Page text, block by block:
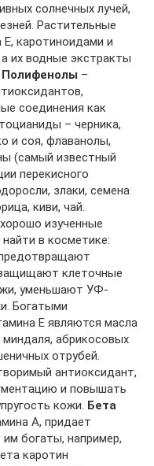
солнечных лучей,
Растительные
каротиноидами и
их водные экстракты
Полифенолы –
соединения как
– черника,
и соя, флаванолы,
(самый известный
перекисного
злаки, семена
киви, чай.
изученные
в косметике:
клеточные
уменьшают УФ-
Богатыми
Е являются масла
миндаля, абрикосовых
отрубей.
антиоксидант,
и повышать
кожи. Бета
А, придает
богаты, например,
каротин